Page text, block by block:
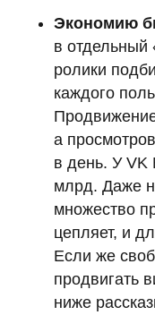
Экономию
в отдельный
ролики
каждого
а просмотров
в день. У
млрд. Даже
множество
цепляет, и
Если же
продвигать
ниже